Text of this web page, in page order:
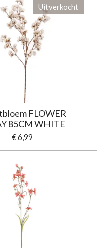
Uitverkocht
FLOWER
85CM WHITE
€ 6,99